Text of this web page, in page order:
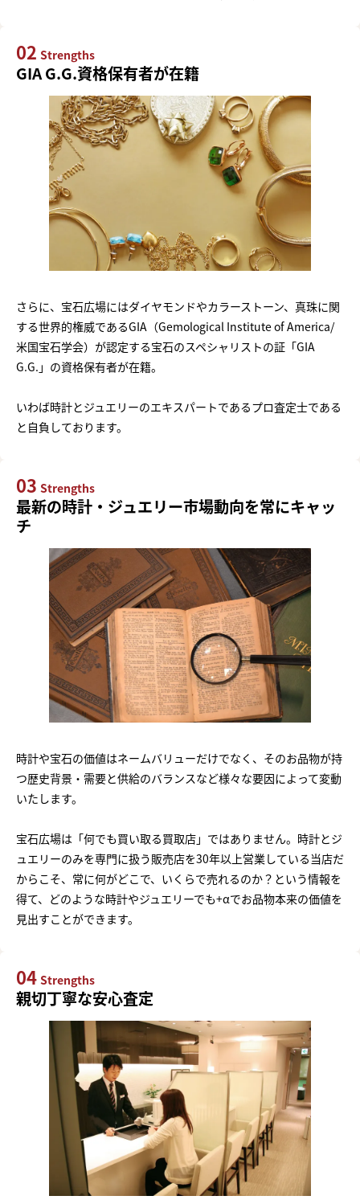
02 Strengths
GIA G.G.資格保有者が在籍
さらに、宝石広場にはダイヤモンドやカラーストーン、真珠に関
する世界的権威であるGIA（Gemological Institute of America/
米国宝石学会）が認定する宝石のスペシャリストの証「GIA
G.G.」の資格保有者が在籍。
いわば時計とジュエリーのエキスパートであるプロ査定士である
と自負しております。
03 Strengths
最新の時計・ジュエリー市場動向を常にキャッ
チ
時計や宝石の価値はネームバリューだけでなく、そのお品物が持
つ歴史背景・需要と供給のバランスなど様々な要因によって変動
いたします。
宝石広場は「何でも買い取る買取店」ではありません。時計とジ
ュエリーのみを専門に扱う販売店を30年以上営業している当店だ
からこそ、常に何がどこで、いくらで売れるのか？という情報を
得て、どのような時計やジュエリーでも+αでお品物本来の価値を
見出すことができます。
04 Strengths
親切丁寧な安心査定